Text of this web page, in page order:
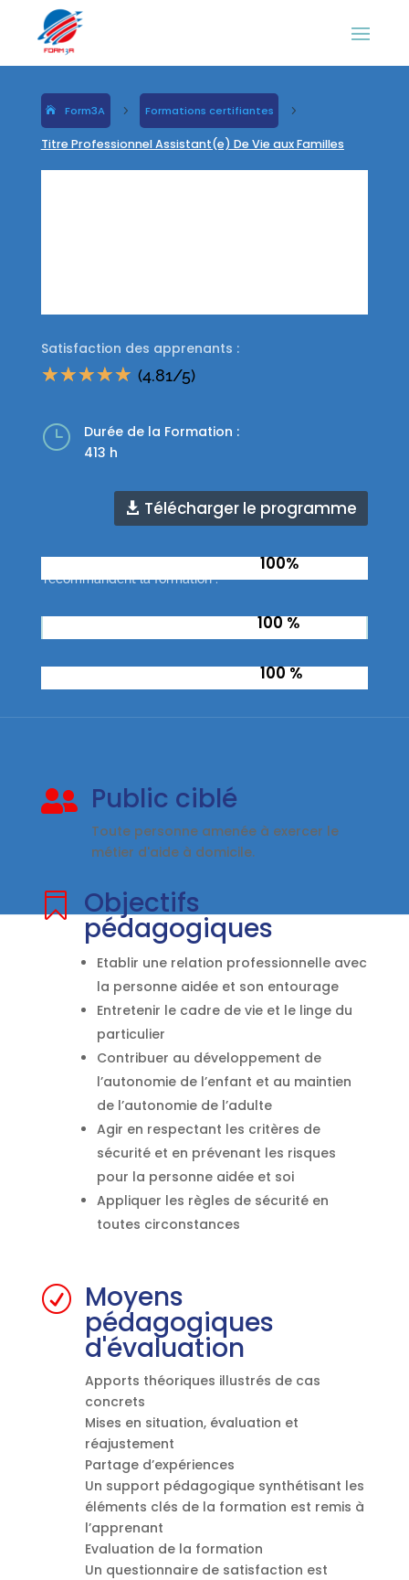
Form3A 5 Formations certifiantes 5
Titre Professionnel Assistant(e) De Vie aux Familles
Satisfaction des apprenants :
☆☆☆☆☆ (4.81/5)
}
Durée de la Formation :
413 h
Télécharger le programme
recommandent la formation :
100%
100 %
100 %
 Public ciblé
Toute personne amenée à exercer le
métier d'aide à domicile.
 Objectifs
pédagogiques
Etablir une relation professionnelle avec
la personne aidée et son entourage
Entretenir le cadre de vie et le linge du
particulier
Contribuer au développement de
l’autonomie de l’enfant et au maintien
de l’autonomie de l’adulte
Agir en respectant les critères de
sécurité et en prévenant les risques
pour la personne aidée et soi
Appliquer les règles de sécurité en
toutes circonstances
R Moyens
pédagogiques
d'évaluation
Apports théoriques illustrés de cas
concrets
Mises en situation, évaluation et
réajustement
Partage d’expériences
Un support pédagogique synthétisant les
éléments clés de la formation est remis à
l’apprenant
Evaluation de la formation
Un questionnaire de satisfaction est